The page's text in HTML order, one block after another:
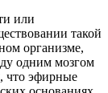
или
такой
организме,
одним мозгом
что эфирные